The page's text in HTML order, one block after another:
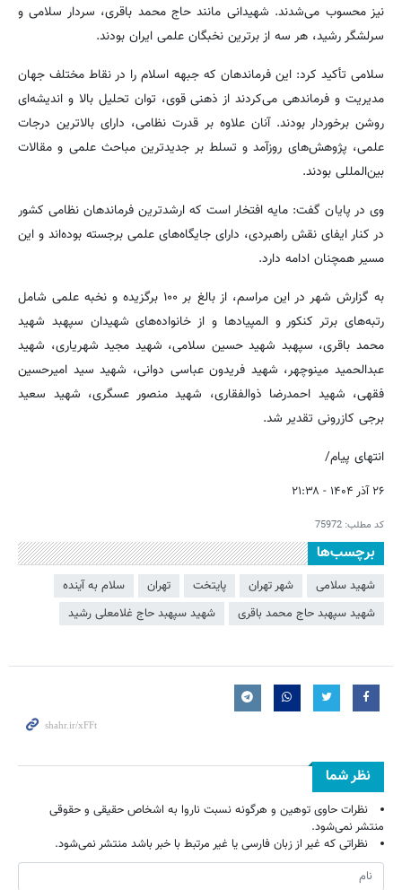
نیز محسوب می‌شدند. شهیدانی مانند حاج محمد باقری، سردار سلامی و
سرلشگر رشید، هر سه از برترین نخبگان علمی ایران بودند.
سلامی تأکید کرد: این فرماندهان که جبهه اسلام را در نقاط مختلف جهان
مدیریت و فرماندهی می‌کردند از ذهنی قوی، توان تحلیل بالا و اندیشه‌ای
روشن برخوردار بودند. آنان علاوه بر قدرت نظامی، دارای بالاترین درجات
علمی، پژوهش‌های روزآمد و تسلط بر جدیدترین مباحث علمی و مقالات
بین‌المللی بودند.
وی در پایان گفت: مایه افتخار است که ارشدترین فرماندهان نظامی کشور
در کنار ایفای نقش راهبردی، دارای جایگاه‌های علمی برجسته بوده‌اند و این
مسیر همچنان ادامه دارد.
به گزارش شهر در این مراسم، از بالغ بر ۱۰۰ برگزیده و نخبه علمی شامل
رتبه‌های برتر کنکور و المپیادها و از خانواده‌های شهیدان سپهبد شهید
محمد باقری، سپهبد شهید حسین سلامی، شهید مجید شهریاری، شهید
عبدالحمید مینوچهر، شهید فریدون عباسی دوانی، شهید سید امیرحسین
فقهی، شهید احمدرضا ذوالفقاری، شهید منصور عسگری، شهید سعید
برجی کازرونی تقدیر شد.
انتهای پیام/
۲۶ آذر ۱۴۰۴ - ۲۱:۳۸
کد مطلب: 75972
برچسب‌ها
شهید سلامی شهر تهران پایتخت تهران
سلام به آینده
شهید سپهبد حاج محمد باقری
شهید سپهبد حاج غلامعلی رشید
نظر شما
نظرات حاوی توهین و هرگونه نسبت ناروا به اشخاص حقیقی و حقوقی
منتشر نمی‌شود.
نظراتی که غیر از زبان فارسی یا غیر مرتبط با خبر باشد منتشر نمی‌شود.